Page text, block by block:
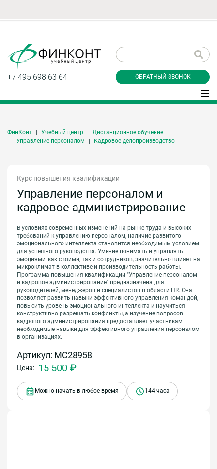
+7 495 698 63 64 ОБРАТНЫЙ ЗВОНОК
ФинКонт Учебный центр
Дистанционное обучение
Управление персоналом
Кадровое делопроизводство
Курс повышения квалификации
Управление персоналом и
кадровое администрирование
В условиях современных изменений на рынке труда и высоких
требований к управлению персоналом, наличие развитого
эмоционального интеллекта становится необходимым условием
для успешного руководства. Умение понимать и управлять
эмоциями, как своими, так и сотрудников, значительно влияет на
микроклимат в коллективе и производительность работы.
Программа повышения квалификации "Управление персоналом
и кадровое администрирование" предназначена для
руководителей, менеджеров и специалистов в области HR. Она
позволяет развить навыки эффективного управления командой,
повысить уровень эмоционального интеллекта и научиться
конструктивно разрешать конфликты, а изучение вопросов
кадрового администрирования предоставляет участникам
необходимые навыки для эффективного управления персоналом
в организациях.
Артикул: МС28958
Цена: 15 500 ₽
Можно начать в любое время 144 часа
звонок
Даю согласие на обработку персональных
данные и соглашаюсь сполитикой
Заказать